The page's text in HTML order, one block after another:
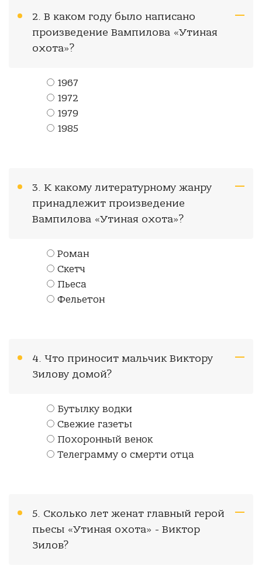
2. В каком году было написано
произведение Вампилова «Утиная
охота»?
1967
1972
1979
1985
3. К какому литературному жанру
принадлежит произведение
Вампилова «Утиная охота»?
Роман
Скетч
Пьеса
Фельетон
4. Что приносит мальчик Виктору
Зилову домой?
Бутылку водки
Свежие газеты
Похоронный венок
Телеграмму о смерти отца
5. Сколько лет женат главный герой
пьесы «Утиная охота» - Виктор
Зилов?